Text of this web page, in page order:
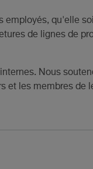
qu'elle
de lignes de
Nous
et les membres de